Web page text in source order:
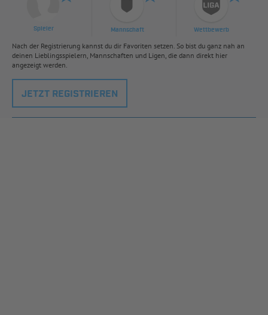
Spieler Mannschaft Wettbewerb
Nach der Registrierung kannst du dir Favoriten setzen. So bist du ganz nah an
deinen Lieblingsspielern, Mannschaften und Ligen, die dann direkt hier
angezeigt werden.
JETZT REGISTRIEREN